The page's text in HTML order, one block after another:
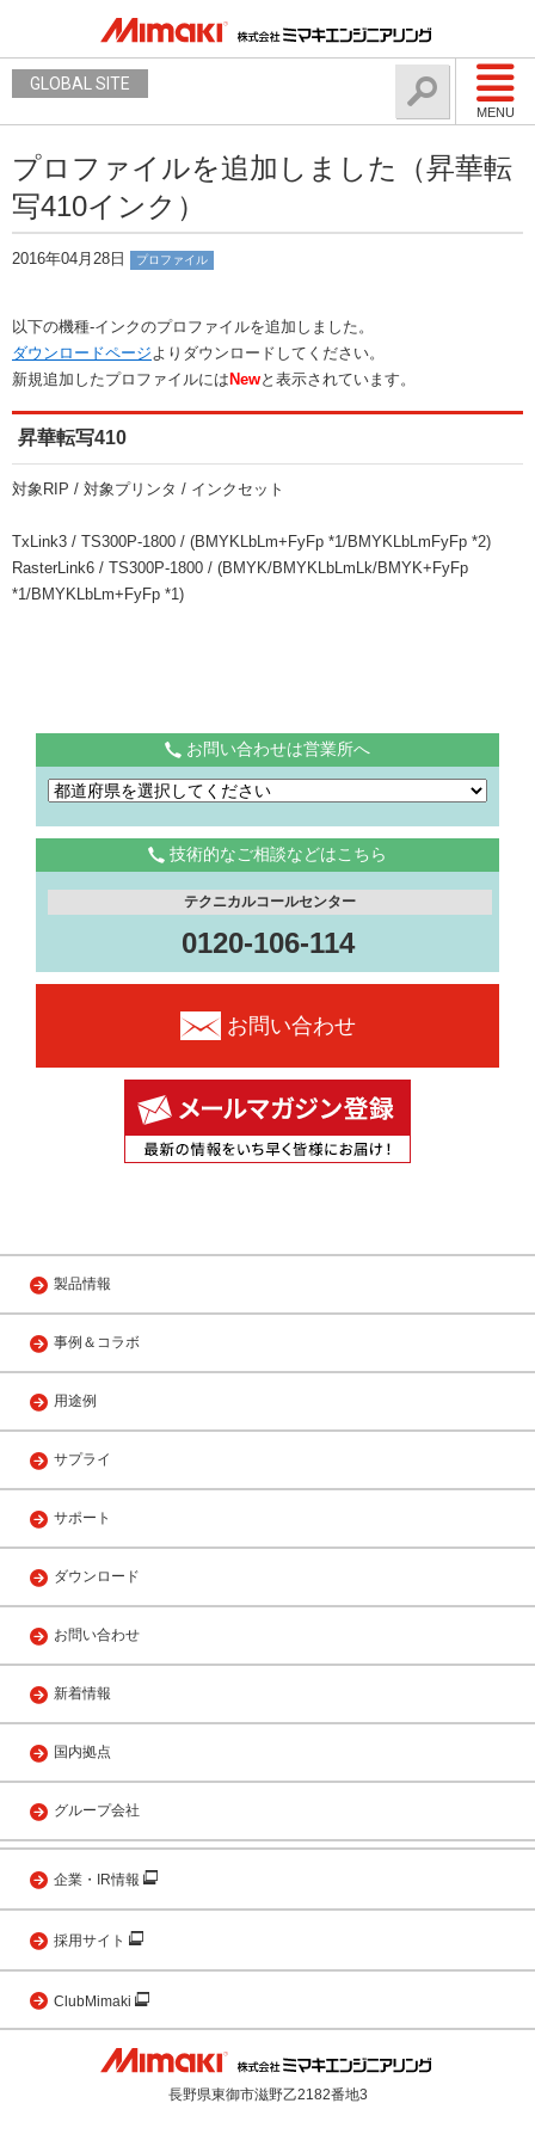
MENU
GLOBAL SITE
プロファイルを追加しました（昇華転
写410インク）
2016年04月28日 プロファイル
以下の機種-インクのプロファイルを追加しました。
ダウンロードページよりダウンロードしてください。
新規追加したプロファイルには Newと表示されています。
昇華転写410
対象RIP / 対象プリンタ / インクセット
TxLink3 / TS300P-1800 / (BMYKLbLm+FyFp *1/BMYKLbLmFyFp *2)
RasterLink6 / TS300P-1800 / (BMYK/BMYKLbLmLk/BMYK+FyFp
*1/BMYKLbLm+FyFp *1)
お問い合わせは営業所へ
技術的なご相談などはこちら
テクニカルコールセンター
0120-106-114
お問い合わせ
製品情報
事例＆コラボ
用途例
サプライ
サポート
ダウンロード
お問い合わせ
新着情報
国内拠点
グループ会社
企業・IR情報
採用サイト
ClubMimaki
長野県東御市滋野乙2182番地3